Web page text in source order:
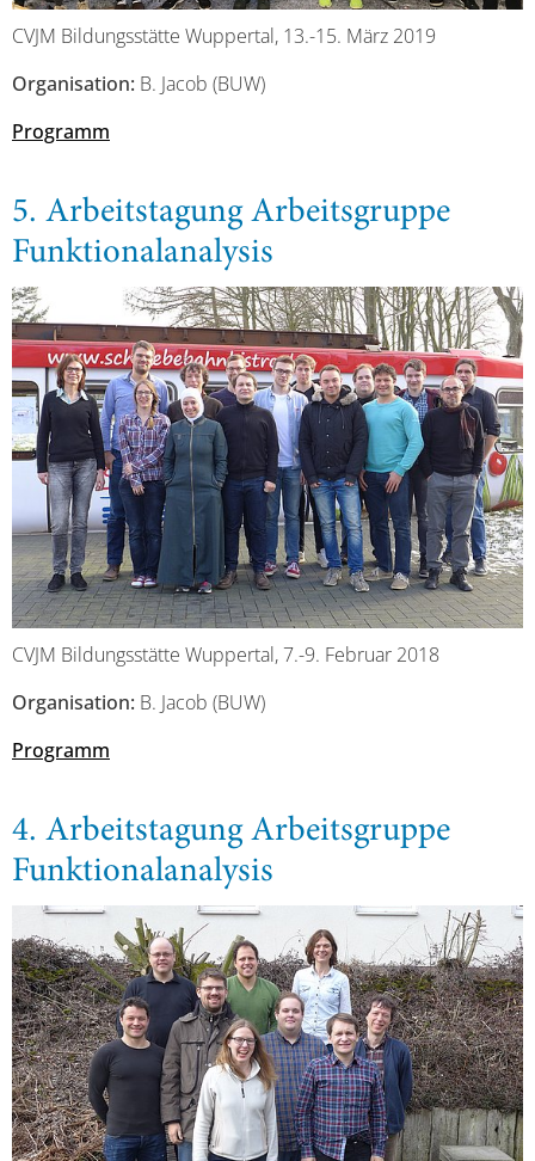
CVJM Bildungsstätte Wuppertal, 13.-15. März 2019
Organisation: B. Jacob (BUW)
Programm
5. Arbeitstagung Arbeitsgruppe
Funktionalanalysis
CVJM Bildungsstätte Wuppertal, 7.-9. Februar 2018
Organisation: B. Jacob (BUW)
Programm
4. Arbeitstagung Arbeitsgruppe
Funktionalanalysis